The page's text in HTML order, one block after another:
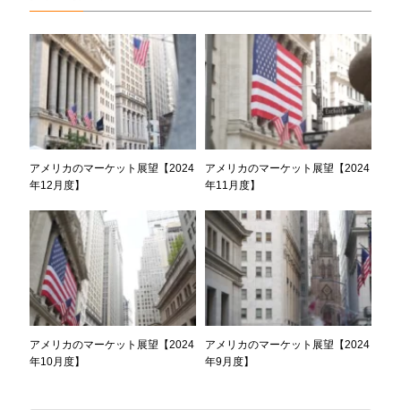
アメリカのマーケット展望【2024
年12月度】
アメリカのマーケット展望【2024
年11月度】
アメリカのマーケット展望【2024
年10月度】
アメリカのマーケット展望【2024
年9月度】